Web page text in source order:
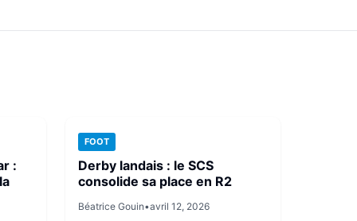
:
FOOT
Derby landais : le SCS
consolide sa place en R2
Béatrice Gouin•avril 12, 2026